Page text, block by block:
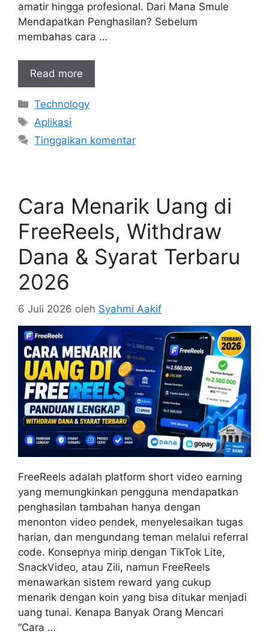
amatir hingga profesional. Dari Mana Smule
Mendapatkan Penghasilan? Sebelum
membahas cara …
Read more
Kategori
Technology
Tag
Aplikasi
Tinggalkan komentar
Cara Menarik Uang di
FreeReels, Withdraw
Dana & Syarat Terbaru
2026
6 Juli 2026 oleh Syahmi Aakif
FreeReels adalah platform short video earning
yang memungkinkan pengguna mendapatkan
penghasilan tambahan hanya dengan
menonton video pendek, menyelesaikan tugas
harian, dan mengundang teman melalui referral
code. Konsepnya mirip dengan TikTok Lite,
SnackVideo, atau Zili, namun FreeReels
menawarkan sistem reward yang cukup
menarik dengan koin yang bisa ditukar menjadi
uang tunai. Kenapa Banyak Orang Mencari
“Cara …